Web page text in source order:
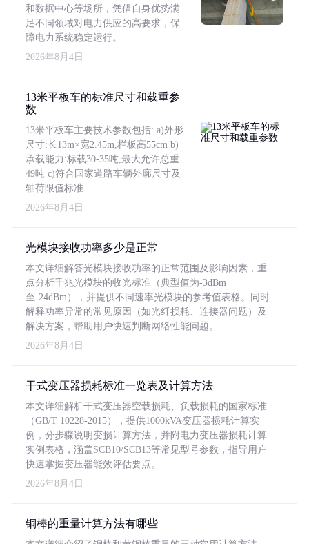
和数据中心等场所，凭借自身优势满
足不同领域对电力供应的高要求，保
障电力系统稳定运行。
2026年8月4日
13米平板车的标准尺寸和载重参
数
13米平板车主要技术参数包括: a)外形
尺寸:长13m×宽2.45m,栏板高55cm b)
承载能力:标载30-35吨,最大允许总重
49吨 c)符合国家道路车辆外廓尺寸及
轴荷限值标准
2026年8月4日
光模块接收功率多少是正常
本文详细解答光模块接收功率的正常范围及影响因素，重
点分析千兆光模块的收光标准（典型值为-3dBm
至-24dBm），并提供不同速率光模块的参考值表格。同时
解释功率异常的常见原因（如光纤损耗、连接器问题）及
解决方案，帮助用户快速判断网络性能问题。
2026年8月4日
干式变压器损耗标准一览表及计算方法
本文详细解析干式变压器空载损耗、负载损耗的国家标准
（GB/T 10228-2015），提供1000kVA变压器损耗计算实
例，分步骤说明变损计算方法，并附电力变压器损耗计算
实例表格，涵盖SCB10/SCB13等常见型号参数，指导用户
快速掌握变压器能效评估要点。
2026年8月4日
铜棒的重量计算方法有哪些